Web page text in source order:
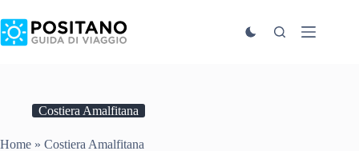
al
contenuto
Costiera Amalfitana
Home » Costiera Amalfitana